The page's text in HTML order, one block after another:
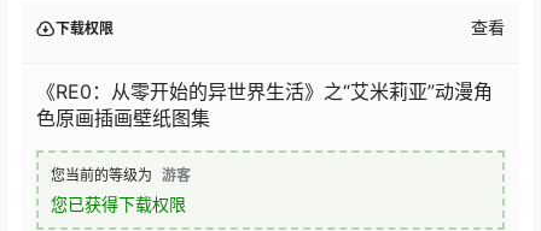
下载权限 查看
《RE0：从零开始的异世界生活》之“艾米莉亚”动漫角
色原画插画壁纸图集
您当前的等级为 游客
您已获得下载权限